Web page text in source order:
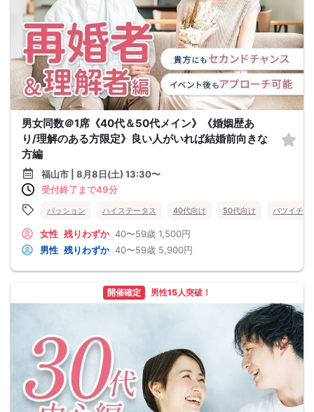
男女同数＠1席《40代＆50代メイン》《婚姻歴あ
り/理解のある方限定》良い人がいれば結婚前向きな
方編
福山市 | 8月8日(土) 13:30〜
受付終了まで49分
パッション ハイステータス 40代向け 50代向け バツイチ・
女性 残りわずか 40〜59歳 1,500円
男性 残りわずか 40〜59歳 5,900円
開催確定 男性15人突破！